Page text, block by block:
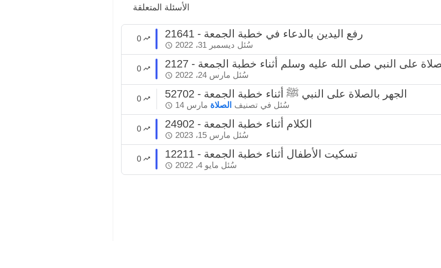
الأسئلة المتعلقة
0 21641 - رفع اليدين بالدعاء في خطبة الجمعة
سُئل ديسمبر 31، 2022
0 الصلاة على النبي صلى الله عليه وسلم أثناء خطبة الجمعة
سُئل مارس 24، 2022
0 52702 - الجهر بالصلاة على النبي ﷺ أثناء خطبة الجمعة
سُئل في تصنيف الصلاة مارس 14
0 24902 - الكلام أثناء خطبة الجمعة
سُئل مارس 15، 2023
0 12211 - تسكيت الأطفال أثناء خطبة الجمعة
سُئل مايو 4، 2022